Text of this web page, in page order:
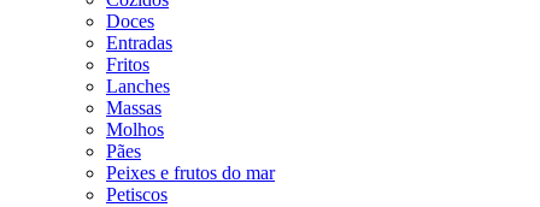
Doces
Entradas
Fritos
Lanches
Massas
Molhos
Pães
Peixes e frutos do mar
Petiscos